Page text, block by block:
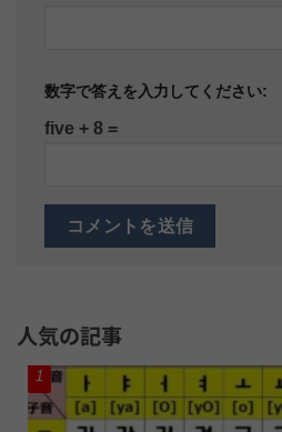
数字で答えを入力してください:
five + 8 =
人気の記事